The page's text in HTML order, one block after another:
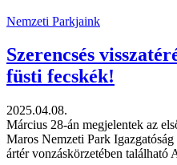
Nemzeti Parkjaink
Szerencsés
füsti fecskék!
2025.04.08.
Március 28-án megjelentek az
Maros Nemzeti Park
ártér vonzáskörzetében található